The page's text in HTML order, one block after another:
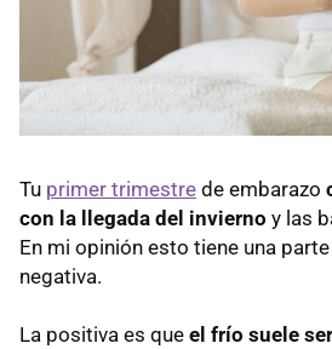
Tu primer trimestre de embarazo
con la llegada del invierno y las
En mi opinión esto tiene una
negativa.
La positiva es que el frío suele